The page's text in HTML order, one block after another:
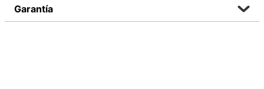
Garantía